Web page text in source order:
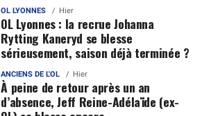
OL LYONNES Hier
OL Lyonnes : la recrue Johanna
Rytting Kaneryd se blesse
sérieusement, saison déjà terminée ?
ANCIENS DE L'OL Hier
À peine de retour après un an
d’absence, Jeff Reine-Adélaïde (ex-